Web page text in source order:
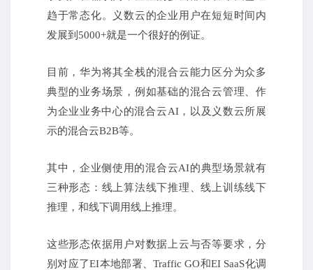
趋于常态化。
义数云的企业用户在短短时间内
发展到5000+就是一个很好的例证。
目前，华为将其全栈的混合云能力区分为众多
典型的业务场景，例如基础的混合云管理、作
为企业业务中心的混合云AI，以及义数云所展
示的混合云B2B等。
其中，企业侧使用的混合云AI的典型场景就有
三种形态： 线上算法线下推理、线上训练线下
推理，和线下调用线上推理。
这些形态依据用户对数据上云与否等要求，分
别对应了EI本地部署、Traffic GO和EI SaaS化调